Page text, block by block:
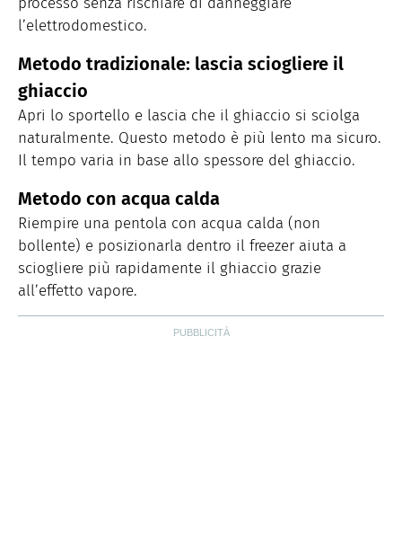
l’elettrodomestico.
Metodo tradizionale: lascia sciogliere il
ghiaccio
Apri lo sportello e lascia che il ghiaccio si sciolga
naturalmente. Questo metodo è più lento ma sicuro.
Il tempo varia in base allo spessore del ghiaccio.
Metodo con acqua calda
Riempire una pentola con acqua calda (non
bollente) e posizionarla dentro il freezer aiuta a
sciogliere più rapidamente il ghiaccio grazie
all’effetto vapore.